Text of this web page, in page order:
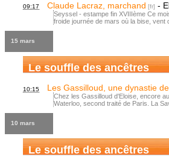
09:17 Claude Lacraz, marchand -
Seyssel - estampe fin XVIIIème Ce
froide journée de mars où la bise, vent
15 mars
Le souffle des ancêtres
10:15 Les Gassilloud, une dynastie
Chez les Gassilloud d'Eloise, encore
Waterloo, second traité de Paris. La
10 mars
Le souffle des ancêtres